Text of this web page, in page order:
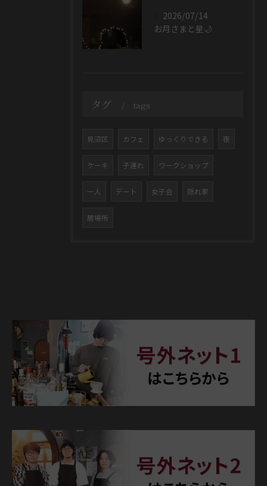
2026/07/14
お月さまと星🌙
タグ tags
見沼区 カフェ ゆっくりできる 夜
ケーキ 子連れ ワークショップ
一人 デート 女子会 隠れ家
居場所